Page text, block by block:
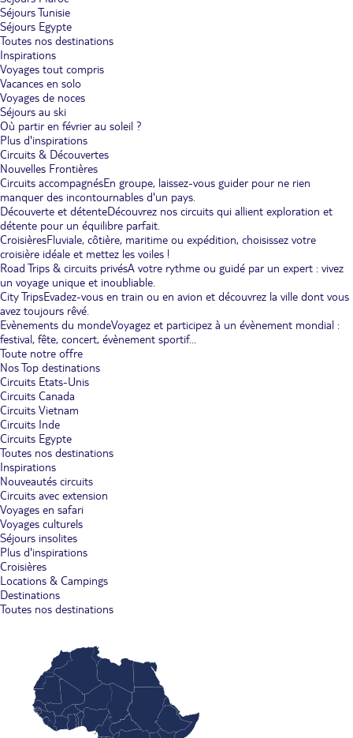
Séjours Tunisie
Séjours Egypte
Toutes nos destinations
Inspirations
Voyages tout compris
Vacances en solo
Voyages de noces
Séjours au ski
Où partir en février au soleil ?
Plus d'inspirations
Circuits & Découvertes
Nouvelles Frontières
Circuits accompagnésEn groupe, laissez-vous guider pour ne rien
manquer des incontournables d'un pays.
Découverte et détenteDécouvrez nos circuits qui allient exploration et
détente pour un équilibre parfait.
CroisièresFluviale, côtière, maritime ou expédition, choisissez votre
croisière idéale et mettez les voiles !
Road Trips & circuits privésA votre rythme ou guidé par un expert : vivez
un voyage unique et inoubliable.
City TripsEvadez-vous en train ou en avion et découvrez la ville dont vous
avez toujours rêvé.
Evènements du mondeVoyagez et participez à un évènement mondial :
festival, fête, concert, évènement sportif...
Toute notre offre
Nos Top destinations
Circuits Etats-Unis
Circuits Canada
Circuits Vietnam
Circuits Inde
Circuits Egypte
Toutes nos destinations
Inspirations
Nouveautés circuits
Circuits avec extension
Voyages en safari
Voyages culturels
Séjours insolites
Plus d'inspirations
Croisières
Locations & Campings
Destinations
Toutes nos destinations